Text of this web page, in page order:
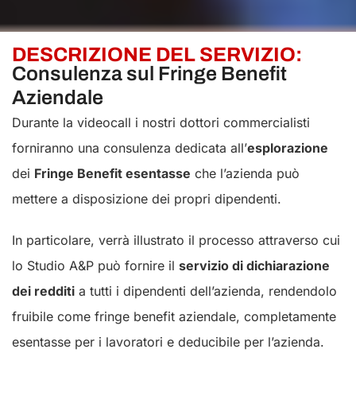
DESCRIZIONE DEL SERVIZIO:
Consulenza sul Fringe Benefit
Aziendale
Durante la videocall i nostri dottori commercialisti
forniranno una consulenza dedicata all’esplorazione
dei Fringe Benefit esentasse che l’azienda può
mettere a disposizione dei propri dipendenti.
In particolare, verrà illustrato il processo attraverso cui
lo Studio A&P può fornire il servizio di dichiarazione
dei redditi a tutti i dipendenti dell’azienda, rendendolo
fruibile come fringe benefit aziendale, completamente
esentasse per i lavoratori e deducibile per l’azienda.